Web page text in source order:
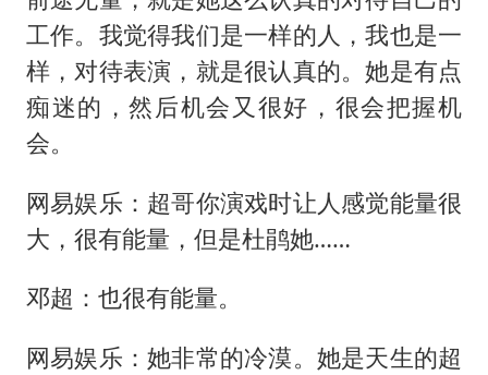
工作。我觉得我们是一样的人，我也是一
样，对待表演，就是很认真的。她是有点
痴迷的，然后机会又很好，很会把握机
会。
网易娱乐：超哥你演戏时让人感觉能量很
大，很有能量，但是杜鹃她……
邓超：也很有能量。
网易娱乐：她非常的冷漠。她是天生的超